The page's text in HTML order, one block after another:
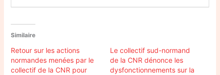
Similaire
Retour sur les actions
normandes menées par le
collectif de la CNR pour
Le collectif sud-normand
de la CNR dénonce les
dysfonctionnements sur la